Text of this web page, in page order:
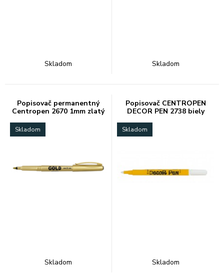
Skladom Skladom
Popisovač permanentný
Centropen 2670 1mm zlatý
Skladom
Skladom
Popisovač CENTROPEN
DECOR PEN 2738 biely
Skladom
Skladom